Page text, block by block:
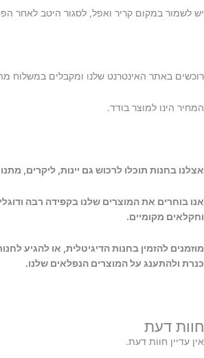
יש לשמור במקום קריר ואפל, לסגור היטב לאחר
רוכשים באתר האינטרנט שלנו ומקבלים במשלוח
המחיר הינו למוצר בודד.
אצלנו בחנות תוכלו לרכוש גם יינות, ליקרים,
אנו בוחרים את המוצרים שלנו בקפידה רבה
וחקלאים מקומיים.
מוזמנים להזמין בחנות הדיגיטלית, או להגיע
כנרת ולהתענג על המוצרים הנפלאים שלנו.
חוות דעת
אין עדיין חוות דעת.